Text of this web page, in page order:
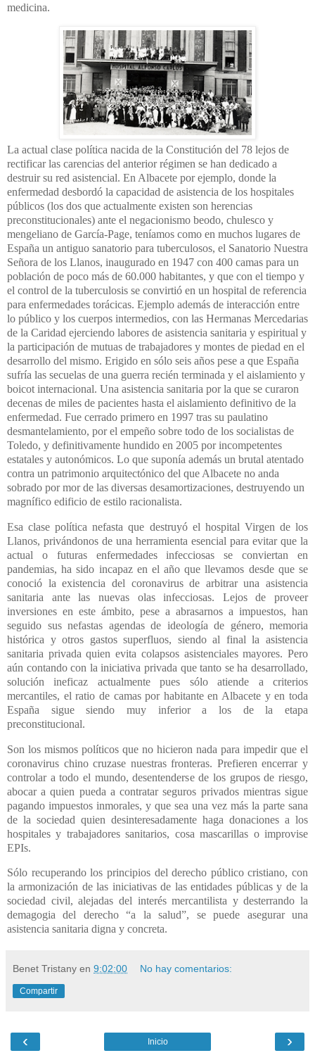
medicina.
La actual clase política nacida de la Constitución del 78 lejos de
rectificar las carencias del anterior régimen se han dedicado a
destruir su red asistencial. En Albacete por ejemplo, donde la
enfermedad desbordó la capacidad de asistencia de los hospitales
públicos (los dos que actualmente existen son herencias
preconstitucionales) ante el negacionismo beodo, chulesco y
mengeliano de García-Page, teníamos como en muchos lugares de
España un antiguo sanatorio para tuberculosos, el Sanatorio Nuestra
Señora de los Llanos, inaugurado en 1947 con 400 camas para un
población de poco más de 60.000 habitantes, y que con el tiempo y
el control de la tuberculosis se convirtió en un hospital de referencia
para enfermedades torácicas. Ejemplo además de interacción entre
lo público y los cuerpos intermedios, con las Hermanas Mercedarias
de la Caridad ejerciendo labores de asistencia sanitaria y espiritual y
la participación de mutuas de trabajadores y montes de piedad en el
desarrollo del mismo. Erigido en sólo seis años pese a que España
sufría las secuelas de una guerra recién terminada y el aislamiento y
boicot internacional. Una asistencia sanitaria por la que se curaron
decenas de miles de pacientes hasta el aislamiento definitivo de la
enfermedad. Fue cerrado primero en 1997 tras su paulatino
desmantelamiento, por el empeño sobre todo de los socialistas de
Toledo, y definitivamente hundido en 2005 por incompetentes
estatales y autonómicos. Lo que suponía además un brutal atentado
contra un patrimonio arquitectónico del que Albacete no anda
sobrado por mor de las diversas desamortizaciones, destruyendo un
magnífico edificio de estilo racionalista.
Esa clase política nefasta que destruyó el hospital Virgen de los
Llanos, privándonos de una herramienta esencial para evitar que la
actual o futuras enfermedades infecciosas se conviertan en
pandemias, ha sido incapaz en el año que llevamos desde que se
conoció la existencia del coronavirus de arbitrar una asistencia
sanitaria ante las nuevas olas infecciosas. Lejos de proveer
inversiones en este ámbito, pese a abrasarnos a impuestos, han
seguido sus nefastas agendas de ideología de género, memoria
histórica y otros gastos superfluos, siendo al final la asistencia
sanitaria privada quien evita colapsos asistenciales mayores. Pero
aún contando con la iniciativa privada que tanto se ha desarrollado,
solución ineficaz actualmente pues sólo atiende a criterios
mercantiles, el ratio de camas por habitante en Albacete y en toda
España sigue siendo muy inferior a los de la etapa
preconstitucional.
Son los mismos políticos que no hicieron nada para impedir que el
coronavirus chino cruzase nuestras fronteras. Prefieren encerrar y
controlar a todo el mundo, desentenderse de los grupos de riesgo,
abocar a quien pueda a contratar seguros privados mientras sigue
pagando impuestos inmorales, y que sea una vez más la parte sana
de la sociedad quien desinteresadamente haga donaciones a los
hospitales y trabajadores sanitarios, cosa mascarillas o improvise
EPIs.
Sólo recuperando los principios del derecho público cristiano, con
la armonización de las iniciativas de las entidades públicas y de la
sociedad civil, alejadas del interés mercantilista y desterrando la
demagogia del derecho “a la salud”, se puede asegurar una
asistencia sanitaria digna y concreta.
Benet Tristany en 9:02:00 No hay comentarios:
Compartir
‹ ›
Inicio